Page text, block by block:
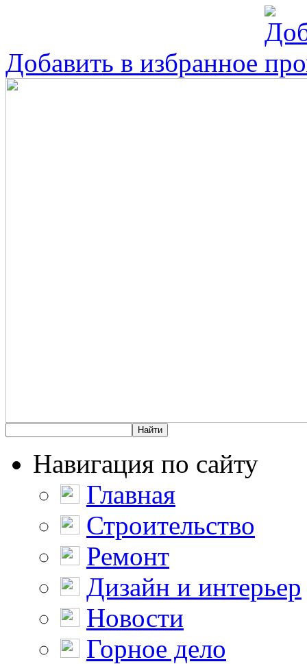
Добавить в избранное
Навигация по сайту
Главная
Строительство
Ремонт
Дизайн и интерьер
Новости
Горное дело